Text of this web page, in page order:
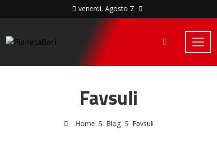
venerdì, Agosto 7
Favsuli
Home Blog Favsuli